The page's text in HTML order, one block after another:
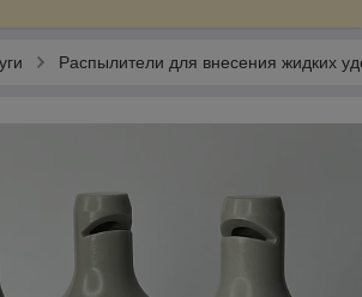
Распылители для внесения жидких